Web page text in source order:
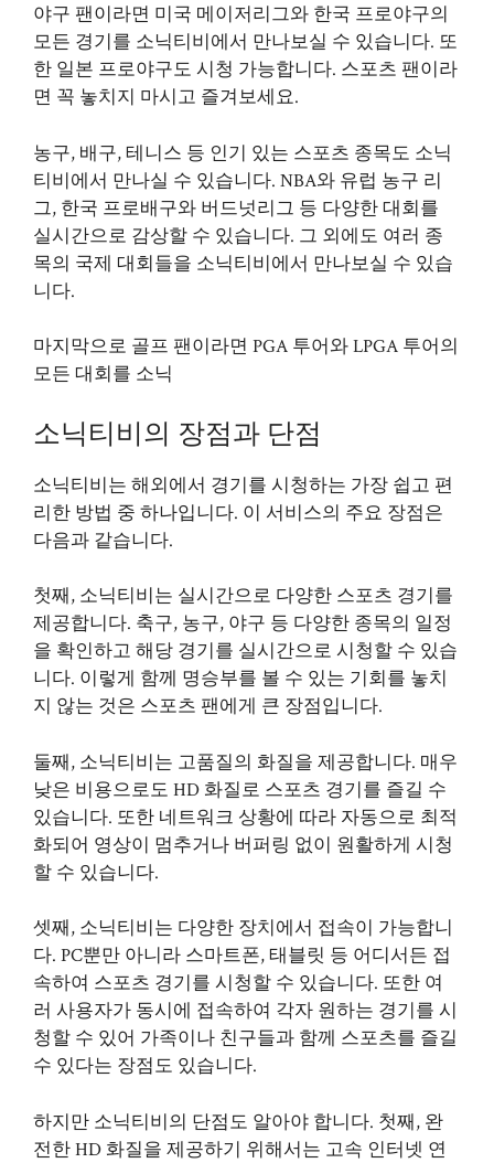
야구 팬이라면 미국 메이저리그와 한국 프로야구의
모든 경기를 소닉티비에서 만나보실 수 있습니다. 또
한 일본 프로야구도 시청 가능합니다. 스포츠 팬이라
면 꼭 놓치지 마시고 즐겨보세요.
농구, 배구, 테니스 등 인기 있는 스포츠 종목도 소닉
티비에서 만나실 수 있습니다. NBA와 유럽 농구 리
그, 한국 프로배구와 버드넛리그 등 다양한 대회를
실시간으로 감상할 수 있습니다. 그 외에도 여러 종
목의 국제 대회들을 소닉티비에서 만나보실 수 있습
니다.
마지막으로 골프 팬이라면 PGA 투어와 LPGA 투어의
모든 대회를 소닉
소닉티비의 장점과 단점
소닉티비는 해외에서 경기를 시청하는 가장 쉽고 편
리한 방법 중 하나입니다. 이 서비스의 주요 장점은
다음과 같습니다.
첫째, 소닉티비는 실시간으로 다양한 스포츠 경기를
제공합니다. 축구, 농구, 야구 등 다양한 종목의 일정
을 확인하고 해당 경기를 실시간으로 시청할 수 있습
니다. 이렇게 함께 명승부를 볼 수 있는 기회를 놓치
지 않는 것은 스포츠 팬에게 큰 장점입니다.
둘째, 소닉티비는 고품질의 화질을 제공합니다. 매우
낮은 비용으로도 HD 화질로 스포츠 경기를 즐길 수
있습니다. 또한 네트워크 상황에 따라 자동으로 최적
화되어 영상이 멈추거나 버퍼링 없이 원활하게 시청
할 수 있습니다.
셋째, 소닉티비는 다양한 장치에서 접속이 가능합니
다. PC뿐만 아니라 스마트폰, 태블릿 등 어디서든 접
속하여 스포츠 경기를 시청할 수 있습니다. 또한 여
러 사용자가 동시에 접속하여 각자 원하는 경기를 시
청할 수 있어 가족이나 친구들과 함께 스포츠를 즐길
수 있다는 장점도 있습니다.
하지만 소닉티비의 단점도 알아야 합니다. 첫째, 완
전한 HD 화질을 제공하기 위해서는 고속 인터넷 연